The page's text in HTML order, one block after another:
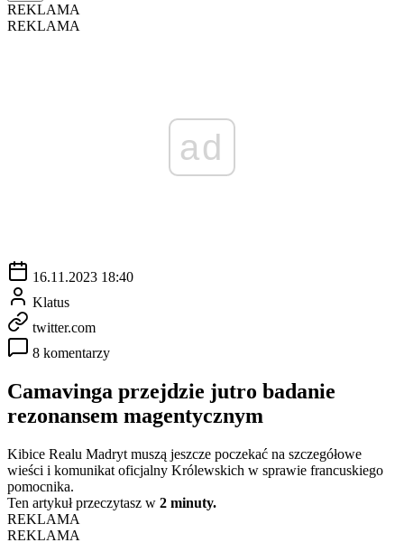
REKLAMA
REKLAMA
ad
16.11.2023 18:40
Klatus
twitter.com
8 komentarzy
Camavinga przejdzie jutro badanie
rezonansem magentycznym
Kibice Realu Madryt muszą jeszcze poczekać na szczegółowe
wieści i komunikat oficjalny Królewskich w sprawie francuskiego
pomocnika.
Ten artykuł przeczytasz w 2 minuty.
REKLAMA
REKLAMA